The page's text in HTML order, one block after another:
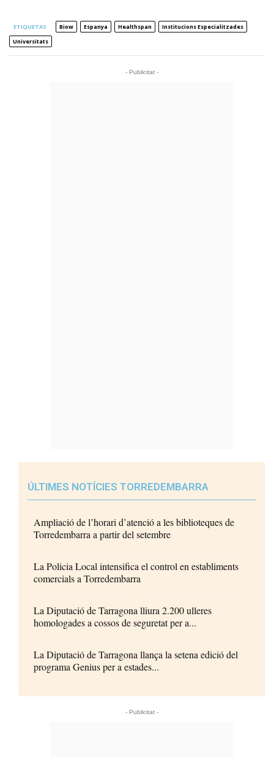
ETIQUETAS Biow Espanya Healthspan
Institucions Especialitzades
Universitats
- Publicitat -
ÚLTIMES NOTÍCIES TORREDEMBARRA
Ampliació de l’horari d’atenció a les biblioteques de
Torredembarra a partir del setembre
La Policia Local intensifica el control en establiments
comercials a Torredembarra
La Diputació de Tarragona lliura 2.200 ulleres
homologades a cossos de seguretat per a...
La Diputació de Tarragona llança la setena edició del
programa Genius per a estades...
- Publicitat -